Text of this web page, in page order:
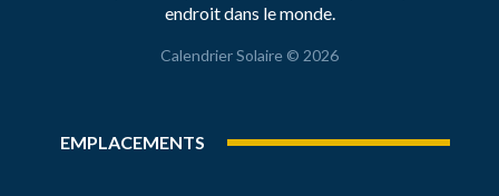
endroit dans le monde.
Calendrier Solaire © 2026
EMPLACEMENTS